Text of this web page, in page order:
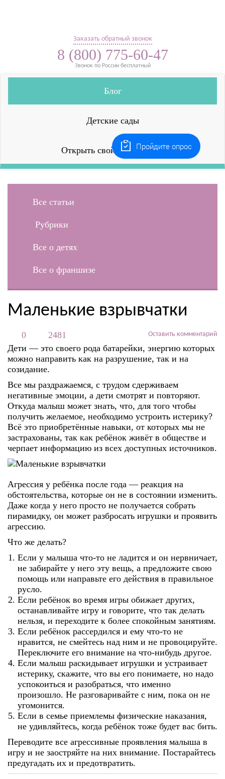
Заказать обратный звонок
8 (800) 775-60-47
Звонок по России бесплатный
Блог
Детские сады
Открыть свой детский сад
Все статьи
Рубрики
Все о детях
Все о франшизе
Маленькие взрывчатки
Оставить комментарий
0
2481
Дети — это своего рода батарейки, энергию которых
можно направить как на разрушение, так и на
созидание.
Все мы раздражаемся, с трудом сдерживаем
негативные эмоции, а дети смотрят и повторяют.
Откуда малыш может знать, что, для того чтобы
получить желаемое, необходимо устроить истерику?
Всё это приобретённые навыки, от которых мы не
застрахованы, так как ребёнок живёт в обществе и
черпает информацию из всех доступных источников.
Агрессия у ребёнка после года — реакция на
обстоятельства, которые он не в состоянии изменить.
Даже когда у него просто не получается собрать
пирамидку, он может разбросать игрушки и проявить
агрессию.
Что же делать?
Если у малыша что-то не ладится и он нервничает,
не забирайте у него эту вещь, а предложите свою
помощь или направьте его действия в правильное
русло.
Если ребёнок во время игры обижает других,
останавливайте игру и говорите, что так делать
нельзя, и переходите к более спокойным занятиям.
Если ребёнок рассердился и ему что-то не
нравится, не смейтесь над ним и не провоцируйте.
Переключите его внимание на что-нибудь другое.
Если малыш раскидывает игрушки и устраивает
истерику, скажите, что вы его понимаете, но надо
успокоиться и разобраться, что именно
произошло. Не разговаривайте с ним, пока он не
угомонится.
Если в семье приемлемы физические наказания,
не удивляйтесь, когда ребёнок тоже будет вас бить.
Переводите все агрессивные проявления малыша в
игру и не заостряйте на них внимание. Постарайтесь
предугадать их и предотвратить.
Пройдите опрос